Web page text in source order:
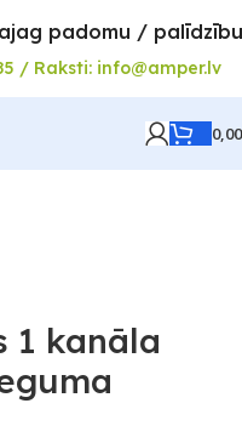
padomu /
/ Raksti: info@amper.lv
1 kanāla